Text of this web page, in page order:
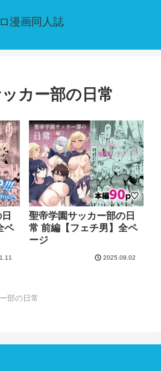
漫画同人誌
カー部の日常
ペ
聖帝学園サッカー部の日
常 前編【フェチ男】全ペ
ージ
2025.09.02
部の日常